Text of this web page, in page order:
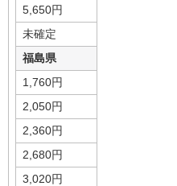
5,650円
未確定
福島県
1,760円
2,050円
2,360円
2,680円
3,020円